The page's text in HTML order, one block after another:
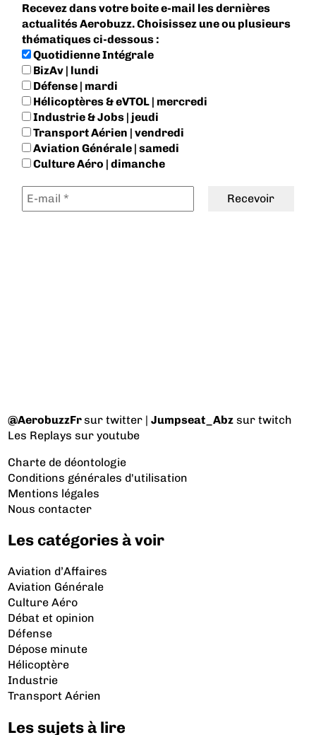
Recevez dans votre boite e-mail les dernières
actualités Aerobuzz. Choisissez une ou plusieurs
thématiques ci-dessous :
Quotidienne Intégrale
BizAv | lundi
Défense | mardi
Hélicoptères & eVTOL | mercredi
Industrie & Jobs | jeudi
Transport Aérien | vendredi
Aviation Générale | samedi
Culture Aéro | dimanche
@AerobuzzFrsur twitter |Jumpseat_Abz sur twitch
Les Replays sur youtube
Charte de déontologie
Conditions générales d'utilisation
Mentions légales
Nous contacter
Les catégories à voir
Aviation d’Affaires
Aviation Générale
Culture Aéro
Débat et opinion
Défense
Dépose minute
Hélicoptère
Industrie
Transport Aérien
Les sujets à lire